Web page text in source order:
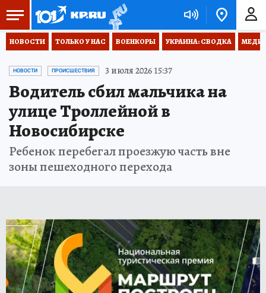
НОВОСТИ ТОЛЬКО У НАС ВОЕНКОРЫ УКРАИНА: СВОДКА
НОВОСТИ ПРОИСШЕСТВИЯ 3 июля 2026 15:37
Водитель сбил мальчика на
улице Троллейной в
Новосибирске
Ребенок перебегал проезжую часть вне
зоны пешеходного перехода